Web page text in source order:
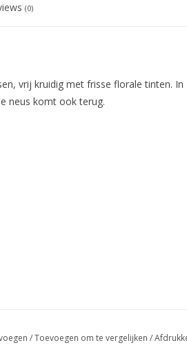
(0)
vrij kruidig met frisse florale tinten. In
neus komt ook terug.
/Toevoegen om te vergelijken /